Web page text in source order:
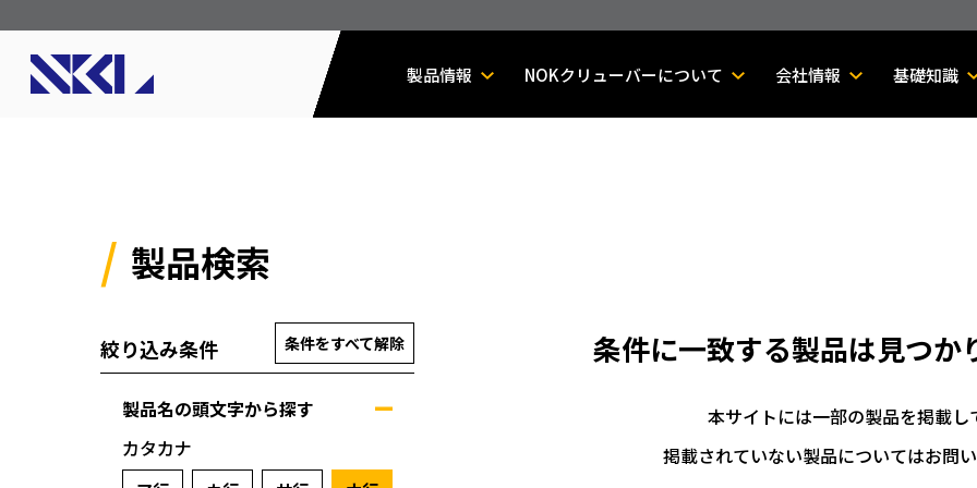
製品情報 NOKクリューバーについて 会社情報 基礎知識
製品検索
絞り込み条件 条件をすべて解除
製品名の頭文字から探す
カタカナ
条件に一致する製品は見つか
本サイトには一部の製品を掲載し
掲載されていない製品についてはお問